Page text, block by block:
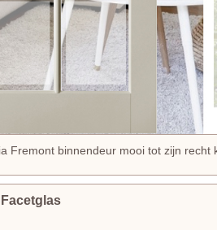
Fremont binnendeur mooi tot zijn recht